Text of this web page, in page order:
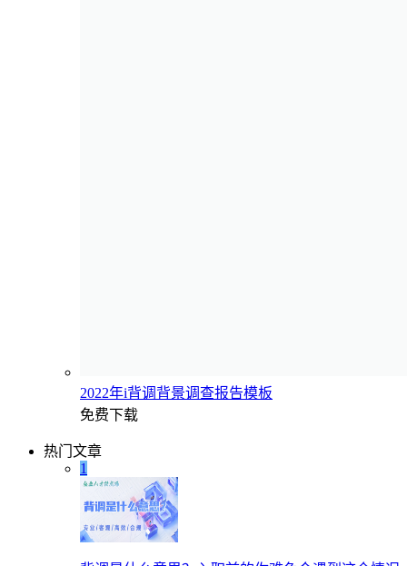
2022年i背调背景调查报告模板
免费下载
热门文章
1